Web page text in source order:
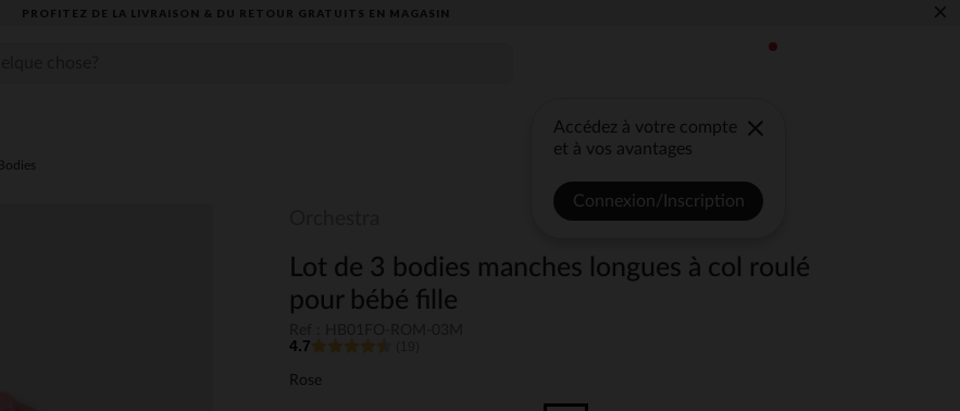
PROFITEZ DE LA LIVRAISON & DU RETOUR GRATUITS EN MAGASIN​ ×
Accédez à votre compte
et à vos avantages
Connexion/Inscription
Bodies
Lot de 3 bodies manches longues à col roulé
pour bébé fille
4.7
Rose